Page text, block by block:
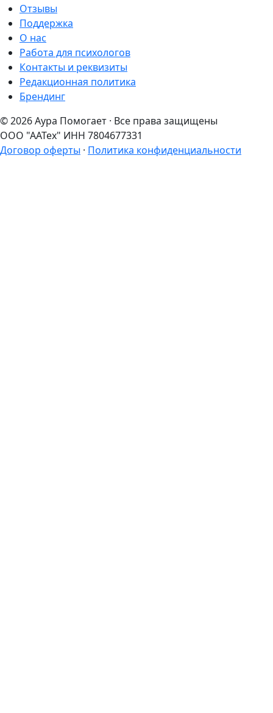
Отзывы
Поддержка
О нас
Работа для психологов
Контакты и реквизиты
Редакционная политика
Брендинг
© 2026 Аура Помогает · Все права защищены
ООО "ААТех" ИНН 7804677331
Договор оферты · Политика конфиденциальности